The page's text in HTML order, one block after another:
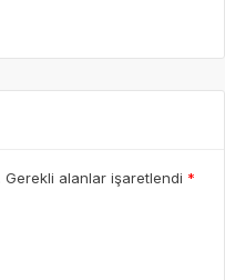
Gerekli alanlar işaretlendi *